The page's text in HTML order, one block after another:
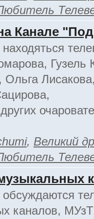
Канале
находяться
Гузель
, Великий
обсуждаются
каналов,